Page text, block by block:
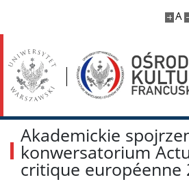
A
Akademickie
konwersatorium
critique européenne